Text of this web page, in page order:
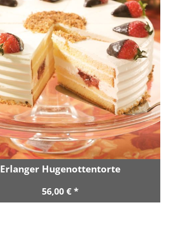
Erlanger Hugenottentorte
56,00 € *